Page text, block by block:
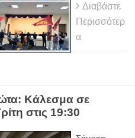
Διαβάστε
Περισσότερ
α
Κάλεσμα σε
στις 19:30